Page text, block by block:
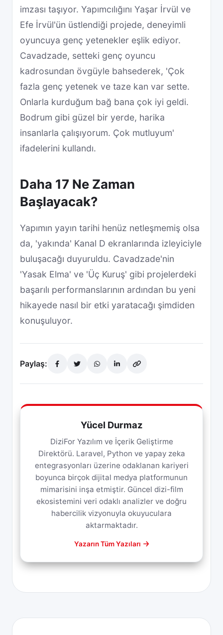
imzası taşıyor. Yapımcılığını Yaşar İrvül ve
Efe İrvül'ün üstlendiği projede, deneyimli
oyuncuya genç yetenekler eşlik ediyor.
Cavadzade, setteki genç oyuncu
kadrosundan övgüyle bahsederek, 'Çok
fazla genç yetenek ve taze kan var sette.
Onlarla kurduğum bağ bana çok iyi geldi.
Bodrum gibi güzel bir yerde, harika
insanlarla çalışıyorum. Çok mutluyum'
ifadelerini kullandı.
Daha 17 Ne Zaman
Başlayacak?
Yapımın yayın tarihi henüz netleşmemiş olsa
da, 'yakında' Kanal D ekranlarında izleyiciyle
buluşacağı duyuruldu. Cavadzade'nin
'Yasak Elma' ve 'Üç Kuruş' gibi projelerdeki
başarılı performanslarının ardından bu yeni
hikayede nasıl bir etki yaratacağı şimdiden
konuşuluyor.
Paylaş:
Yücel Durmaz
DiziFor Yazılım ve İçerik Geliştirme
Direktörü. Laravel, Python ve yapay zeka
entegrasyonları üzerine odaklanan kariyeri
boyunca birçok dijital medya platformunun
mimarisini inşa etmiştir. Güncel dizi-film
ekosistemini veri odaklı analizler ve doğru
habercilik vizyonuyla okuyuculara
aktarmaktadır.
Yazarın Tüm Yazıları